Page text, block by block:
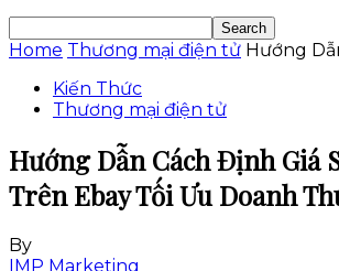
Home Thương mại điện tử Hướng
Kiến Thức
Thương mại điện tử
Hướng Dẫn Cách Định Giá
Trên Ebay Tối Ưu Doanh
By
IMP Marketing